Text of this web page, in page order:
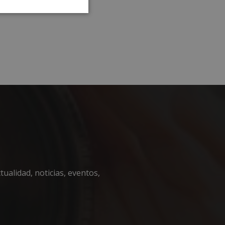
noticias, eventos,
Cookies no
de usuario y
entre humanos
web, con el
esta cookie